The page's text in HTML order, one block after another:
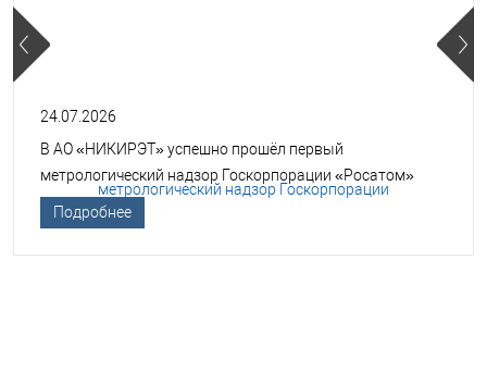
24.07.2026
В АО «НИКИРЭТ» успешно прошёл первый
метрологический надзор Госкорпорации «Росатом»
Подробнее